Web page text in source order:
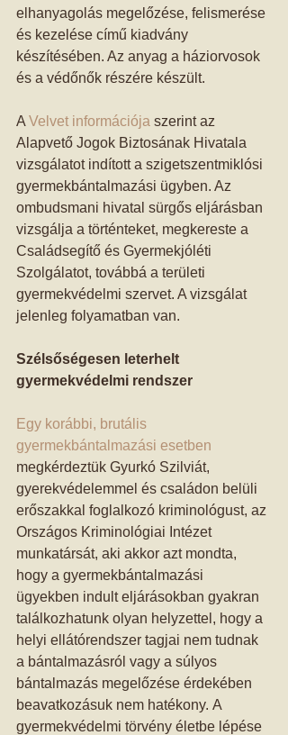
elhanyagolás megelőzése, felismerése
és kezelése című kiadvány
készítésében. Az anyag a háziorvosok
és a védőnők részére készült.
A Velvet információja szerint az
Alapvető Jogok Biztosának Hivatala
vizsgálatot indított a szigetszentmiklósi
gyermekbántalmazási ügyben. Az
ombudsmani hivatal sürgős eljárásban
vizsgálja a történteket, megkereste a
Családsegítő és Gyermekjóléti
Szolgálatot, továbbá a területi
gyermekvédelmi szervet. A vizsgálat
jelenleg folyamatban van.
Szélsőségesen leterhelt
gyermekvédelmi rendszer
Egy korábbi, brutális
gyermekbántalmazási esetben
megkérdeztük Gyurkó Szilviát,
gyerekvédelemmel és családon belüli
erőszakkal foglalkozó kriminológust, az
Országos Kriminológiai Intézet
munkatársát, aki akkor azt mondta,
hogy a gyermekbántalmazási
ügyekben indult eljárásokban gyakran
találkozhatunk olyan helyzettel, hogy a
helyi ellátórendszer tagjai nem tudnak
a bántalmazásról vagy a súlyos
bántalmazás megelőzése érdekében
beavatkozásuk nem hatékony. A
gyermekvédelmi törvény életbe lépése